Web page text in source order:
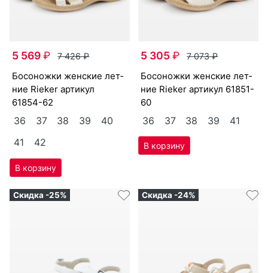
5 569₽ 7 426₽
бо­сонож­ки женс­кие лет­
ние Ri­eker артикул
61854-62
36 37 38 39
40
41
42
5 305₽ 7 073₽
бо­сонож­ки женс­кие лет­
ние Ri­eker артикул 61851-
60
36 37 38 39 41
Скидка -25% Скидка -24%